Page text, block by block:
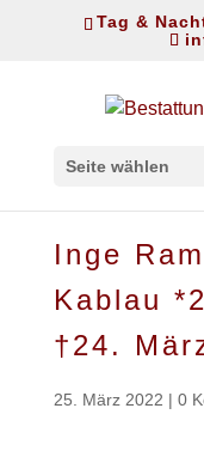
Tag &
Seite wählen
Inge
Kablau
†24.
25. März 2022 | 0